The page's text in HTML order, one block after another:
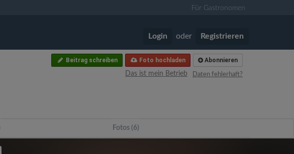
Für Gastronomen
Login oder Registrieren
Abonnieren
Foto hochladen
Beitrag schreiben
Daten fehlerhaft?
Das ist mein Betrieb
Fotos (6)